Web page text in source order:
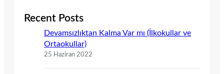
Recent Posts
Devamsızlıktan Kalma Var mı (İlkokullar ve
Ortaokullar)
25 Haziran 2022